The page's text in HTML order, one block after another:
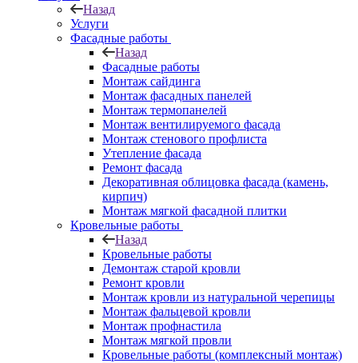
Назад
Услуги
Фасадные работы
Назад
Фасадные работы
Монтаж сайдинга
Монтаж фасадных панелей
Монтаж термопанелей
Монтаж вентилируемого фасада
Монтаж стенового профлиста
Утепление фасада
Ремонт фасада
Декоративная облицовка фасада (камень,
кирпич)
Монтаж мягкой фасадной плитки
Кровельные работы
Назад
Кровельные работы
Демонтаж старой кровли
Ремонт кровли
Монтаж кровли из натуральной черепицы
Монтаж фальцевой кровли
Монтаж профнастила
Монтаж мягкой провли
Кровельные работы (комплексный монтаж)